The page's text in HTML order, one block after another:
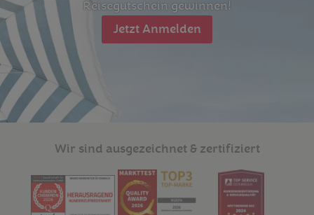
Reisegutschein gewinnen!
Jetzt Anmelden
Wir sind ausgezeichnet & zertifiziert